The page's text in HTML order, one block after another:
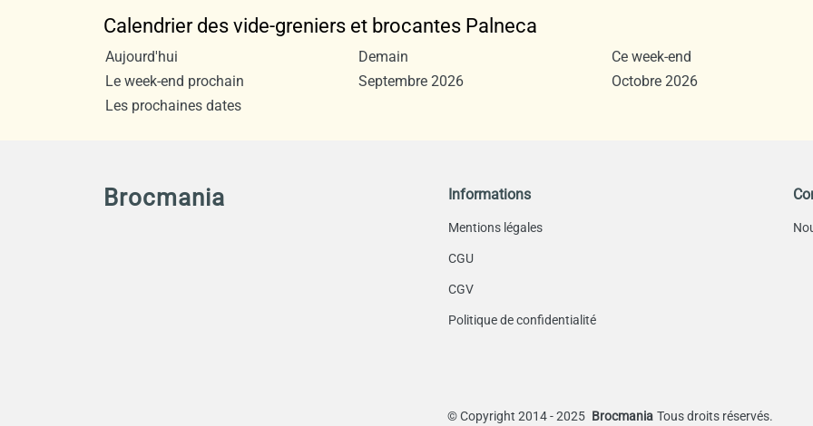
Calendrier des vide-greniers et brocantes Palneca
Aujourd'hui Demain
Ce week-end
Le week-end prochain
Septembre 2026
Octobre 2026
Les prochaines dates
Brocmania Informations
Mentions légales
CGU
CGV
Politique de confidentialité
©Copyright 2014 - 2025 Brocmania Tous droits réservés.